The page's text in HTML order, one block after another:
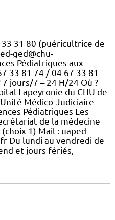
31 80 (puéricultrice de
ged@chu-
Pédiatriques aux
33 81 74 / 04 67 33 81
7 jours/7 – 24 H/24 Où ?
Lapeyronie du CHU de
Médico-Judiciaire
Pédiatriques Les
de la médecine
1) Mail : uaped-
Du lundi au vendredi de
et jours fériés,